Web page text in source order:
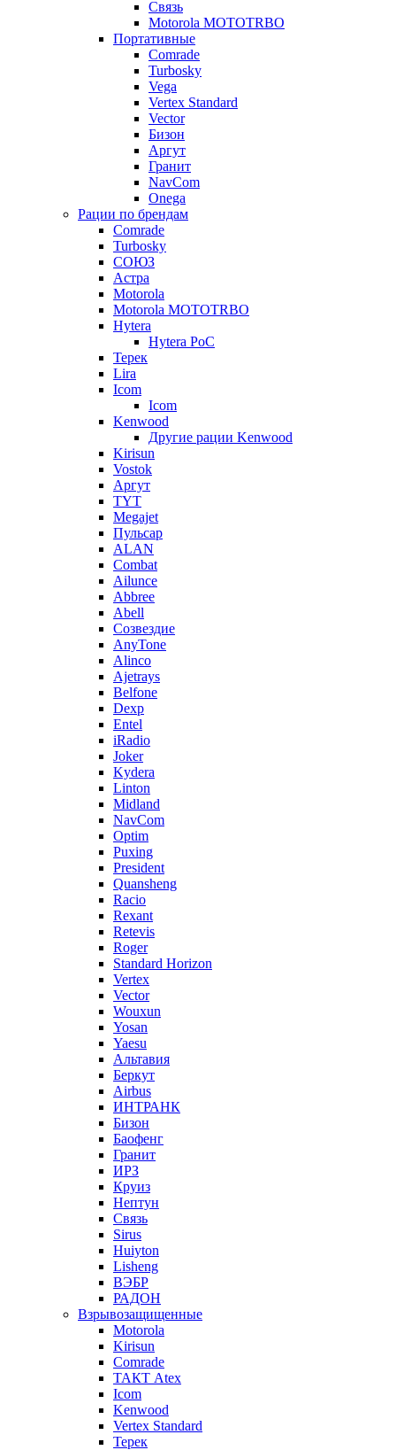
Связь
Motorola MOTOTRBO
Портативные
Comrade
Turbosky
Vega
Vertex Standard
Vector
Бизон
Аргут
Гранит
NavCom
Onega
Рации по брендам
Comrade
Turbosky
СОЮЗ
Астра
Motorola
Motorola MOTOTRBO
Hytera
Hytera PoC
Терек
Lira
Icom
Icom
Kenwood
Другие рации Kenwood
Kirisun
Vostok
Аргут
TYT
Megajet
Пульсар
ALAN
Combat
Ailunce
Abbree
Abell
Созвездие
AnyTone
Alinco
Ajetrays
Belfone
Dexp
Entel
iRadio
Joker
Kydera
Linton
Midland
NavCom
Optim
Puxing
President
Quansheng
Racio
Rexant
Retevis
Roger
Standard Horizon
Vertex
Vector
Wouxun
Yosan
Yaesu
Альтавия
Беркут
Airbus
ИНТРАНК
Бизон
Баофенг
Гранит
ИРЗ
Круиз
Нептун
Связь
Sirus
Huiyton
Lisheng
ВЭБР
РАДОН
Взрывозащищенные
Motorola
Kirisun
Comrade
ТАКТ Atex
Icom
Kenwood
Vertex Standard
Терек